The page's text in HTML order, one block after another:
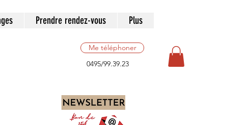
Prendre rendez-vous Plus
Me téléphoner
0495/99.39.23